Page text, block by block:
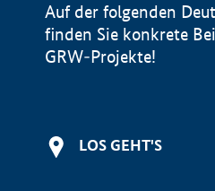
Auf der folgenden
finden Sie konkrete
GRW-Projekte!
LOS GEHT'S